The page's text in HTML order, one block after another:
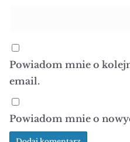
Powiadom mnie o
email.
Powiadom mnie o